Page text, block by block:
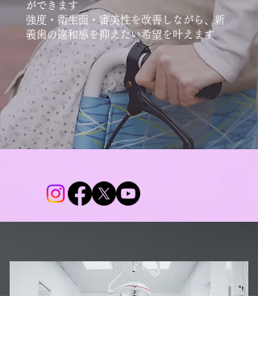
ができます
強度・衛生面・審美性を改善しながら、新
義歯の違和感を抑えたい希望を叶えます